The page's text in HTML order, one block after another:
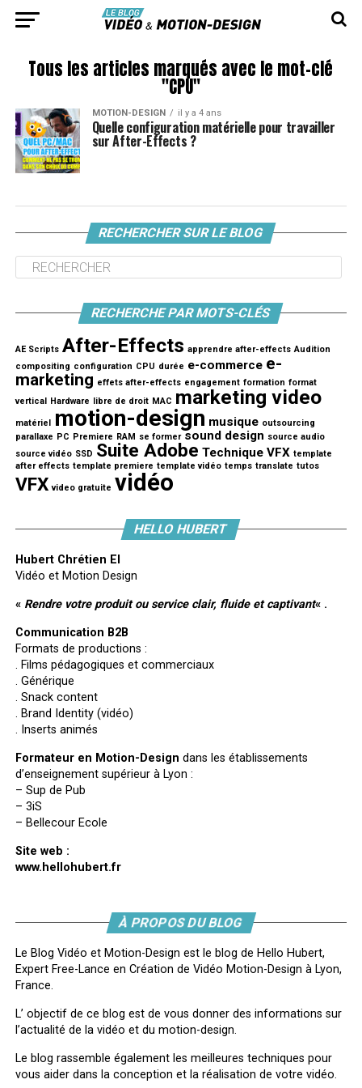
Tous les articles marqués avec le mot-clé
"CPU"
MOTION-DESIGN il y a 4 ans
Quelle configuration matérielle pour travailler
sur After-Effects ?
RECHERCHER SUR LE BLOG
RECHERCHE PAR MOTS-CLÉS
AE Scripts After-Effects apprendre after-effects Audition
compositing configuration CPU durée e-commerce e-
marketing effets after-effects engagement formation format
vertical Hardware libre de droit MAC marketing video
matériel motion-design musique outsourcing
parallaxe PC Premiere RAM se former sound design source audio
source vidéo SSD Suite Adobe Technique VFX template
after effects template premiere template vidéo temps translate tutos
VFX video gratuite vidéo
HELLO HUBERT
Hubert Chrétien EI
Vidéo et Motion Design
« Rendre votre produit ou service clair, fluide et captivant« .
Communication B2B
Formats de productions :
. Films pédagogiques et commerciaux
. Générique
. Snack content
. Brand Identity (vidéo)
. Inserts animés
Formateur en Motion-Design dans les établissements
d’enseignement supérieur à Lyon :
– Sup de Pub
– 3iS
– Bellecour Ecole
Site web :
www.hellohubert.fr
À PROPOS DU BLOG
Le Blog Vidéo et Motion-Design est le blog de Hello Hubert,
Expert Free-Lance en Création de Vidéo Motion-Design à Lyon,
France.
L’ objectif de ce blog est de vous donner des informations sur
l’actualité de la vidéo et du motion-design.
Le blog rassemble également les meilleures techniques pour
vous aider dans la conception et la réalisation de votre vidéo.